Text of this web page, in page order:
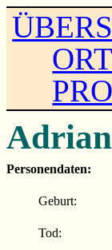
Personendaten:
Geburt:
Tod: